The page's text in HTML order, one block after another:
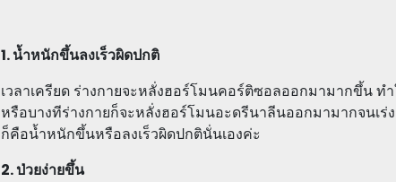
1. น้ำหนักขึ้นลงเร็วผิดปกติ
เวลาเครียด ร่างกายจะหลั่งฮอร์โมนคอร์ติซอลออกมามากขึ้น ท
หรือบางทีร่างกายก็จะหลั่งฮอร์โมนอะดรีนาลีนออกมามากจนเร่
ก็คือน้ำหนักขึ้นหรือลงเร็วผิดปกตินั่นเองค่ะ
2. ป่วยง่ายขึ้น